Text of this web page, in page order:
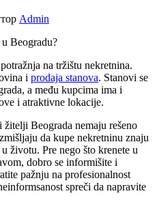
Admin
Beogradu?
na tržištu nekretnina.
i prodaja stanova. Stanovi se
a među kupcima ima i
i atraktivne lokacije.
Beograda nemaju rešeno
da kupe nekretninu znaju
životu. Pre nego što krenete u
dobro se informišite i
pažnju na profesionalnost
spreči da napravite